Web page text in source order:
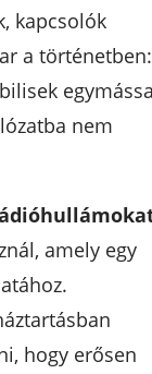
kapcsolók
a történetben:
nem
amely egy
hogy erősen